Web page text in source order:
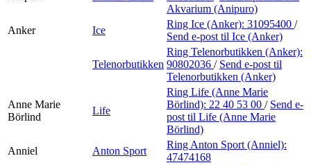
Akvarium (Anipuro)
Anker
Ice
Ring Ice (Anker): 31095400 /
Send e-post til Ice (Anker)
Telenorbutikken
Ring Telenorbutikken (Anker):
90802036 / Send e-post til
Telenorbutikken (Anker)
Anne Marie
Börlind
Life
Ring Life (Anne Marie
Börlind): 22 40 53 00 / Send e-
post til Life (Anne Marie
Börlind)
Anniel
Anton Sport
Ring Anton Sport (Anniel):
47474168